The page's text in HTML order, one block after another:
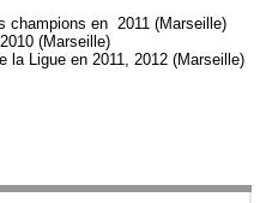
champions en 2011 (Marseille)
(Marseille)
la Ligue en 2011, 2012 (Marseille)